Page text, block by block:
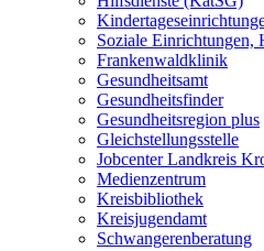
Soziale Einrichtungen,
Frankenwaldklinik
Gesundheitsamt
Gesundheitsfinder
Gesundheitsregion plus
Gleichstellungsstelle
Jobcenter Landkreis
Medienzentrum
Kreisbibliothek
Kreisjugendamt
Schwangerenberatung